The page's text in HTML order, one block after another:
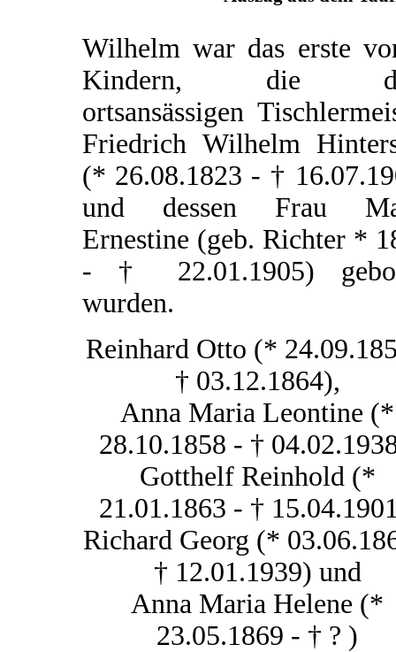
Wilhelm war das erste
Kindern, die
ortsansässigen
Friedrich Wilhelm
(* 26.08.1823 - †
und dessen Frau
Ernestine (geb. Richter *
- † 22.01.1905)
wurden.
Reinhard Otto (*
† 03.12.1864),
Anna Maria Leontine (*
28.10.1858 - †
Gotthelf Reinhold (*
21.01.1863 - †
Richard Georg (*
† 12.01.1939) und
Anna Maria Helene (*
23.05.1869 - † ? )